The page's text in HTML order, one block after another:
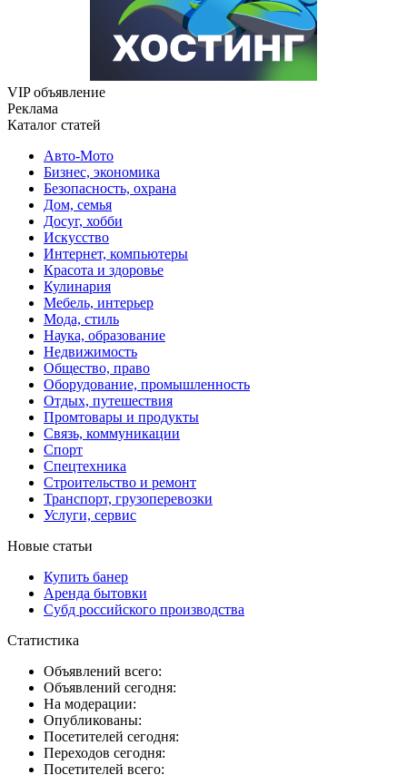
VIP объявление
Реклама
Каталог статей
Авто-Мото
Бизнес, экономика
Безопасность, охрана
Дом, семья
Досуг, хобби
Искусство
Интернет, компьютеры
Красота и здоровье
Кулинария
Мебель, интерьер
Мода, стиль
Наука, образование
Недвижимость
Общество, право
Оборудование, промышленность
Отдых, путешествия
Промтовары и продукты
Связь, коммуникации
Спорт
Спецтехника
Строительство и ремонт
Транспорт, грузоперевозки
Услуги, сервис
Новые статьи
Купить банер
Аренда бытовки
Субд российского производства
Статистика
Объявлений всего:
Объявлений сегодня:
На модерации:
Опубликованы:
Посетителей сегодня:
Переходов сегодня:
Посетителей всего: